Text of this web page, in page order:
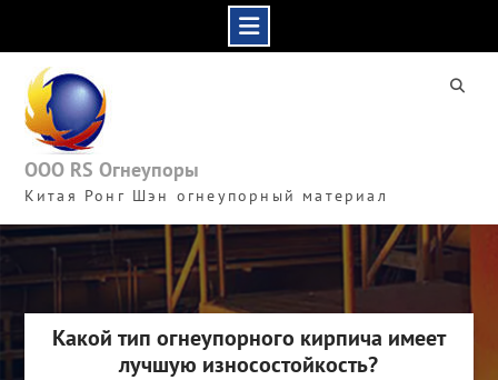
content
ООО RS Огнеупоры
Китая Ронг Шэн огнеупорный материал
Какой тип огнеупорного кирпича имеет
лучшую износостойкость?